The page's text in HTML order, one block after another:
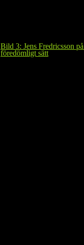
Bild 3: Jens Fredricsson
föredömligt sätt